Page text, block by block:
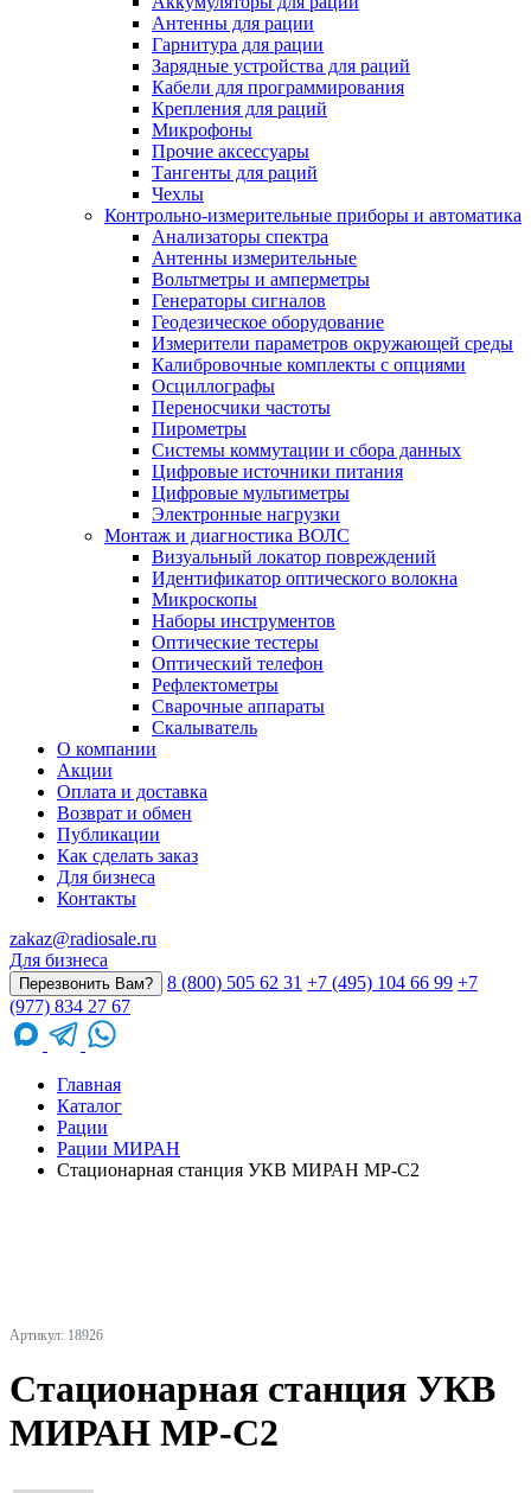
Антенны для рации
Гарнитура для рации
Зарядные устройства для раций
Кабели для программирования
Крепления для раций
Микрофоны
Прочие аксессуары
Тангенты для раций
Чехлы
Контрольно-измерительные приборы и автоматика
Анализаторы спектра
Антенны измерительные
Вольтметры и амперметры
Генераторы сигналов
Геодезическое оборудование
Измерители параметров окружающей среды
Калибровочные комплекты с опциями
Осциллографы
Переносчики частоты
Пирометры
Системы коммутации и сбора данных
Цифровые источники питания
Цифровые мультиметры
Электронные нагрузки
Монтаж и диагностика ВОЛС
Визуальный локатор повреждений
Идентификатор оптического волокна
Микроскопы
Наборы инструментов
Оптические тестеры
Оптический телефон
Рефлектометры
Сварочные аппараты
Скалыватель
О компании
Акции
Оплата и доставка
Возврат и обмен
Публикации
Как сделать заказ
Для бизнеса
Контакты
zakaz@radiosale.ru
Для бизнеса
Перезвонить Вам? 8 (800) 505 62 31 +7 (495) 104 66 99 +7
(977) 834 27 67
Главная
Каталог
Рации
Рации МИРАН
Стационарная станция УКВ МИРАН МР-С2
Артикул: 18926
Стационарная станция УКВ
МИРАН МР-С2